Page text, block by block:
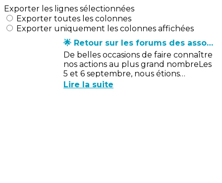
Exporter les lignes sélectionnées
Exporter toutes les colonnes
Exporter uniquement les colonnes affichées
🌟 Retour sur les forums des associations 2025
De belles occasions de faire connaître
nos actions au plus grand nombreLes
5 et 6 septembre, nous étions
présents sur 4 forums:Le vendredi
Lire la suite